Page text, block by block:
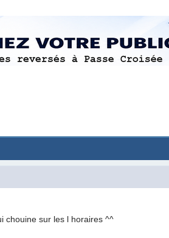
chouine sur les l horaires ^^